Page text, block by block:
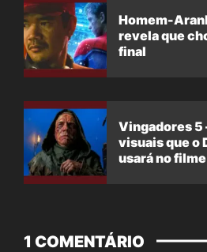
Homem-
revela que
final
Vingadores 5
visuais que o
usará no filme
1 COMENTÁRIO